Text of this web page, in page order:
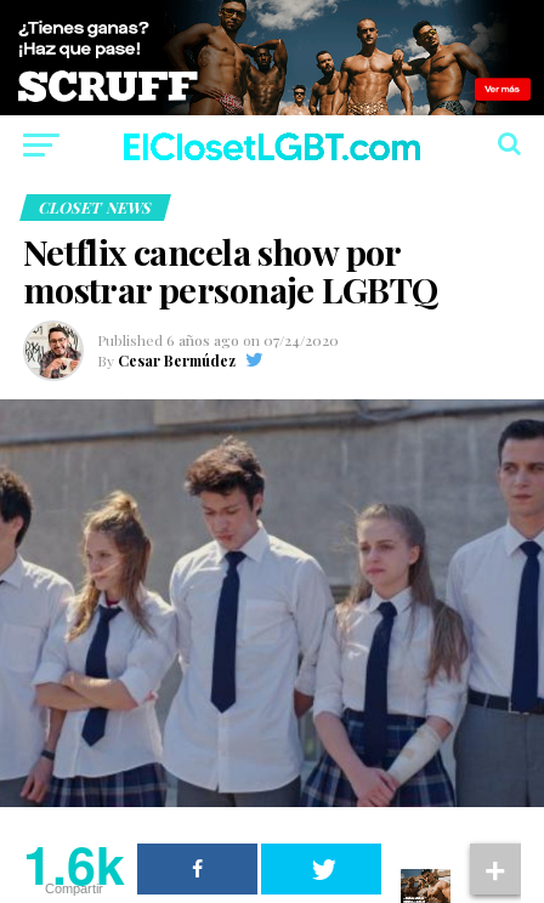
CLOSET NEWS
Netflix cancela show por
mostrar personaje LGBTQ
Published 6 años ago on 07/24/2020
By Cesar Bermúdez
1.6k
Compartir